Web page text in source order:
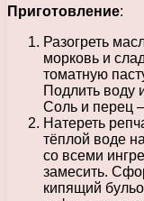
Приготовление:
Разогреть
морковь и
томатную
Подлить воду
Соль и перец
Натереть
тёплой воде
со всеми
замесить.
кипящий